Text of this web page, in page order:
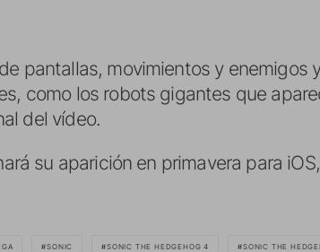
pantallas, movimientos y enemigos
como los robots gigantes que
del vídeo.
su aparición en primavera para
SONIC SONIC THE HEDGEHOG 4 SONIC THE